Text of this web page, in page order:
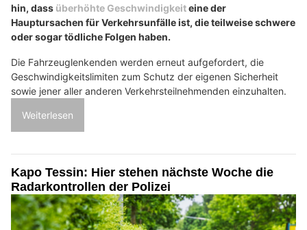
hin, dass überhöhte Geschwindigkeiteine der
Hauptursachen für Verkehrsunfälle ist, die teilweise schwere
oder sogar tödliche Folgen haben.
Die Fahrzeuglenkenden werden erneut aufgefordert, die
Geschwindigkeitslimiten zum Schutz der eigenen Sicherheit
sowie jener aller anderen Verkehrsteilnehmenden einzuhalten.
Weiterlesen
Kapo Tessin: Hier stehen nächste Woche die
Radarkontrollen der Polizei